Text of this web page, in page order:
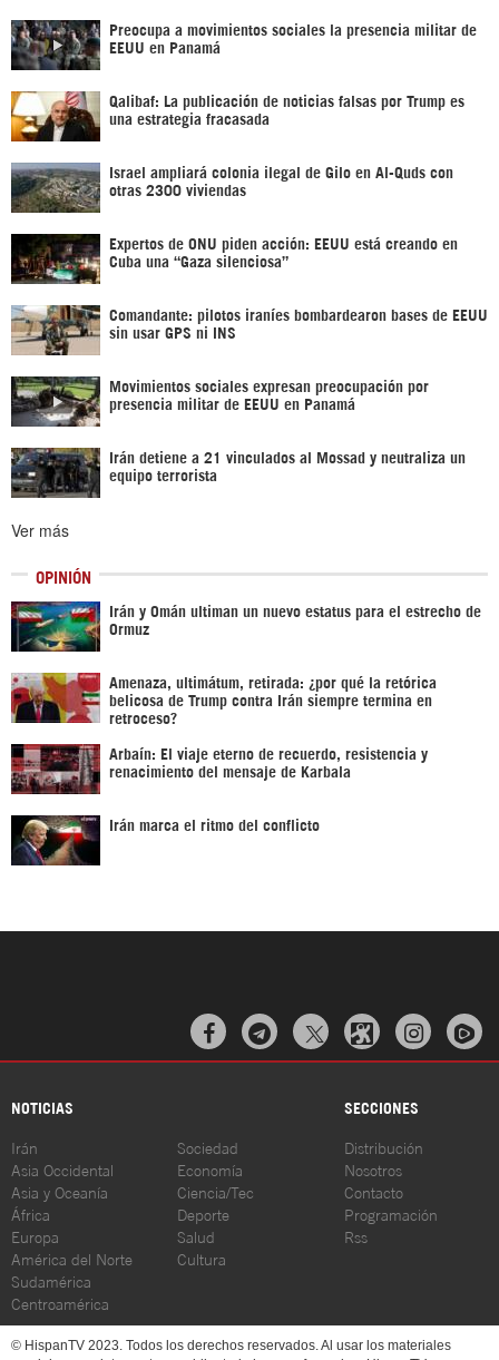
Preocupa a movimientos sociales la presencia militar de
EEUU en Panamá
Qalibaf: La publicación de noticias falsas por Trump es
una estrategia fracasada
Israel ampliará colonia ilegal de Gilo en Al-Quds con
otras 2300 viviendas
Expertos de ONU piden acción: EEUU está creando en
Cuba una “Gaza silenciosa”
Comandante: pilotos iraníes bombardearon bases de EEUU
sin usar GPS ni INS
Movimientos sociales expresan preocupación por
presencia militar de EEUU en Panamá
Irán detiene a 21 vinculados al Mossad y neutraliza un
equipo terrorista
Ver más
OPINIÓN
Irán y Omán ultiman un nuevo estatus para el estrecho de
Ormuz
Amenaza, ultimátum, retirada: ¿por qué la retórica
belicosa de Trump contra Irán siempre termina en
retroceso?
Arbaín: El viaje eterno de recuerdo, resistencia y
renacimiento del mensaje de Karbala
Irán marca el ritmo del conflicto
  
NOTICIAS SECCIONES
Irán
Asia Occidental
Asia y Oceanía
África
Europa
América del Norte
Sudamérica
Centroamérica
Sociedad
Economía
Ciencia/Tec
Deporte
Salud
Cultura
Distribución
Nosotros
Contacto
Programación
Rss
© HispanTV 2023. Todos los derechos reservados. Al usar los materiales